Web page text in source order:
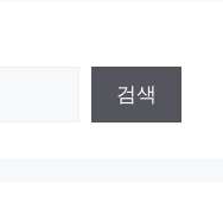
검색